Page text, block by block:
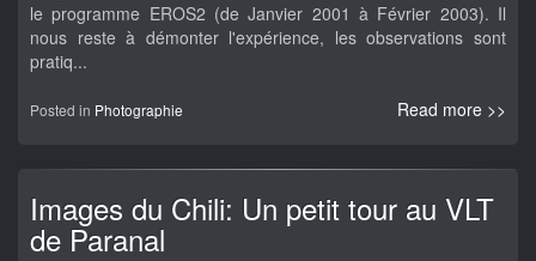
le programme EROS2 (de Janvier 2001 à Février 2003). Il
nous reste à démonter l'expérience, les observations sont
pratiq...
Read more >>
Posted in Photographie
Images du Chili: Un petit tour au VLT
de Paranal